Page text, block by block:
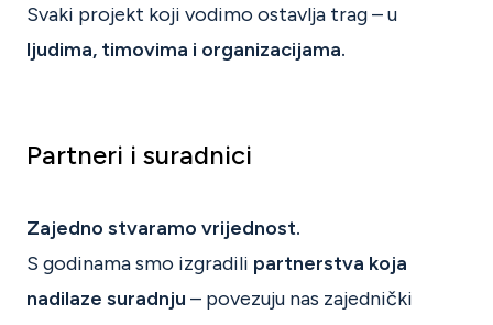
Svaki projekt koji vodimo ostavlja trag – u
ljudima, timovima i organizacijama.
Partneri i suradnici
Zajedno stvaramo vrijednost.
S godinama smo izgradili partnerstva koja
nadilaze suradnju – povezuju nas zajednički